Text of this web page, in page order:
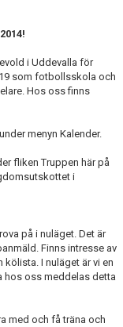
i Uddevalla för
som fotbollsskola och
Hos oss finns
menyn Kalender.
fliken Truppen här på
i
på i nuläget. Det är
Finns intresse av
kölista. I nuläget är vi en
hos oss meddelas detta
med och få träna och